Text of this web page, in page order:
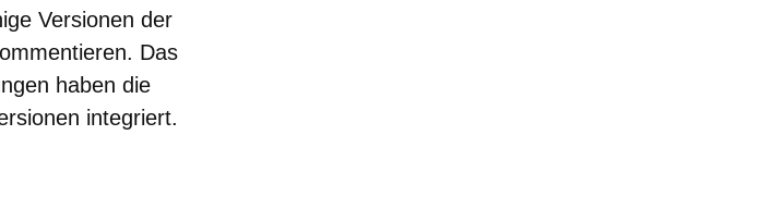
Versionen der
Das
haben die
integriert.